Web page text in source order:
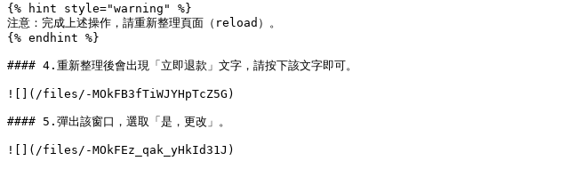
{% hint style="warning" %}
注意：完成上述操作，請重新整理頁面（reload）。
{% endhint %}
#### 4.重新整理後會出現「立即退款」文字，請按下該文字即可。
![](/files/-MOkFB3fTiWJYHpTcZ5G)
#### 5.彈出該窗口，選取「是，更改」。
![](/files/-MOkFEz_qak_yHkId31J)